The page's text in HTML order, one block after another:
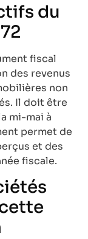
du
fiscal
des revenus
non
Il doit être
mi-mai à
permet de
et des
fiscale.